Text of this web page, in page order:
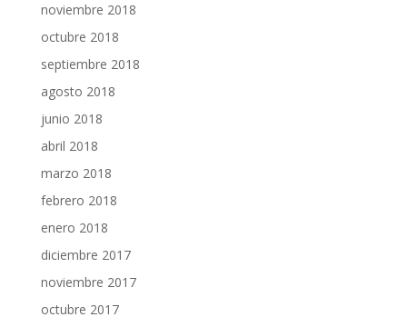
noviembre 2018
octubre 2018
septiembre 2018
agosto 2018
junio 2018
abril 2018
marzo 2018
febrero 2018
enero 2018
diciembre 2017
noviembre 2017
octubre 2017